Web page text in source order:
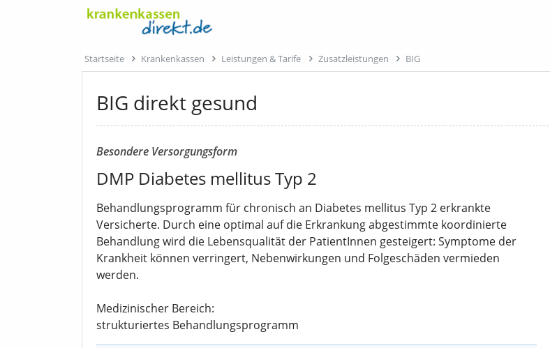
Startseite Krankenkassen Leistungen & Tarife Zusatzleistungen BIG
BIG direkt gesund
Besondere Versorgungsform
DMP Diabetes mellitus Typ 2
Behandlungsprogramm für chronisch an Diabetes mellitus Typ 2 erkrankte
Versicherte. Durch eine optimal auf die Erkrankung abgestimmte koordinierte
Behandlung wird die Lebensqualität der PatientInnen gesteigert: Symptome der
Krankheit können verringert, Nebenwirkungen und Folgeschäden vermieden
werden.
Medizinischer Bereich:
strukturiertes Behandlungsprogramm